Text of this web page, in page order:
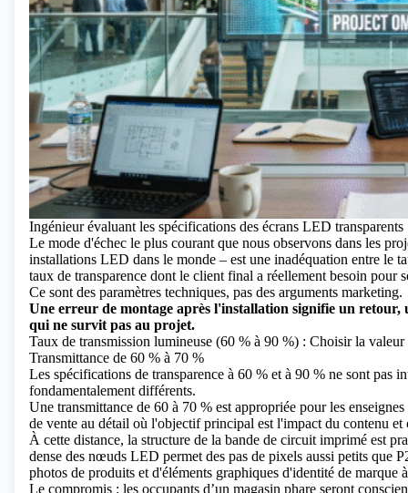
Ingénieur évaluant les spécifications des écrans LED transparents
Le mode d'échec le plus courant que nous observons dans les
installations LED dans le monde – est une inadéquation entre le
taux de transparence dont le client final a réellement besoin pour
Ce sont des paramètres techniques, pas des arguments marketing.
Une erreur de montage après l'installation signifie un
qui ne survit pas au projet.
Taux de transmission lumineuse (60 % à 90 %) : Choisir la
Transmittance de 60 % à 70 %
Les spécifications de transparence à 60 % et à 90 % ne sont pas
fondamentalement différents.
Une transmittance de 60 à 70 % est appropriée pour les
de vente au détail où l'objectif principal est l'impact du contenu et
À cette distance, la structure de la bande de circuit imprimé est
dense des nœuds LED permet des pas de pixels aussi petits que
photos de produits et d'éléments graphiques d'identité de marque
Le compromis : les occupants d’un magasin phare seront